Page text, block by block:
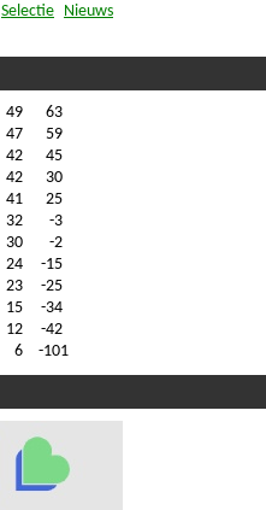
Selectie Nieuws
49
63
47
59
42
45
42
30
41
25
32
-3
30
-2
24
-15
23
-25
15
-34
12
-42
6 -101